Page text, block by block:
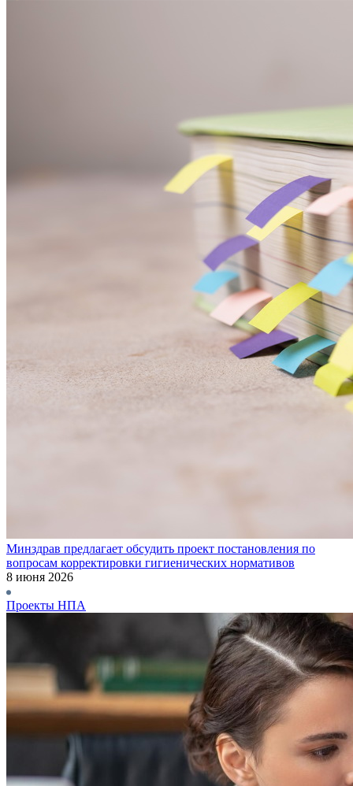
Минздрав предлагает обсудить проект постановления по
вопросам корректировки гигиенических нормативов
8 июня 2026
Проекты НПА